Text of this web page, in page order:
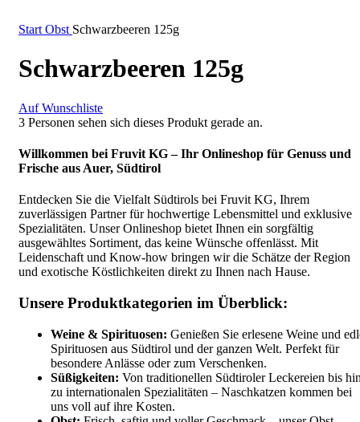
Start Obst Schwarzbeeren 125g
Schwarzbeeren 125g
Auf Wunschliste
3 Personen sehen sich dieses Produkt gerade an.
Willkommen bei Fruvit KG – Ihr Onlineshop für Genuss und
Frische aus Auer, Südtirol
Entdecken Sie die Vielfalt Südtirols bei Fruvit KG, Ihrem
zuverlässigen Partner für hochwertige Lebensmittel und exklusive
Spezialitäten. Unser Onlineshop bietet Ihnen ein sorgfältig
ausgewähltes Sortiment, das keine Wünsche offenlässt. Mit
Leidenschaft und Know-how bringen wir die Schätze der Region
und exotische Köstlichkeiten direkt zu Ihnen nach Hause.
Unsere Produktkategorien im Überblick:
Weine & Spirituosen: Genießen Sie erlesene Weine und
Spirituosen aus Südtirol und der ganzen Welt. Perfekt für
besondere Anlässe oder zum Verschenken.
Süßigkeiten: Von traditionellen Südtiroler Leckereien bis
zu internationalen Spezialitäten – Naschkatzen kommen bei
uns voll auf ihre Kosten.